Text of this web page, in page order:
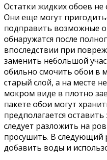
Остатки жидких обоев не
Они еще могут
подправить возможные
обнаружатся после
впоследствии при
заменить небольшой
обильно смочить обои в
старый слой, а на месте
мокром виде в плотно
пакете обои могут
предполагается
следует разложить на
просушить. В следующий
добавить воды и